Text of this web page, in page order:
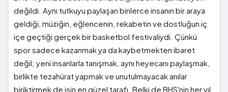
değildi. Aynı tutkuyu paylaşan binlerce insanın bir araya
geldiği, müziğin, eğlencenin, rekabetin ve dostluğun iç
içe geçtiği gerçek bir basketbol festivaliydi. Çünkü
spor sadece kazanmak ya da kaybetmekten ibaret
değil; yeni insanlarla tanışmak, aynı heyecanı paylaşmak,
birlikte tezahürat yapmak ve unutulmayacak anılar
biriktirmek de işin en güzel tarafı. Belki de BHS'nin her yıl